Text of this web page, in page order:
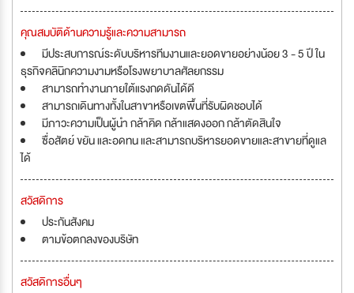
คุณสมบัติด้านความรู้และความสามารถ
มีประสบการณ์ระดับบริหารทีมงานและยอดขายอย่างน้อย 3 - 5 ปี ใน
ธุรกิจคลินิกความงามหรือโรงพยาบาลศัลยกรรม
สามารถทำงานภายใต้แรงกดดันได้ดี
สามารถเดินทางทั้งในสาขาหรือเขตพื้นที่รับผิดชอบได้
มีภาวะความเป็นผู้นำ กล้าคิด กล้าแสดงออก กล้าตัดสินใจ
ซื่อสัตย์ ขยัน และอดทน และสามารถบริหารยอดขายและสาขายที่ดูแล
ได้
สวัสดิการ
ประกันสังคม
ตามข้อตกลงของบริษัท
สวัสดิการอื่นๆ